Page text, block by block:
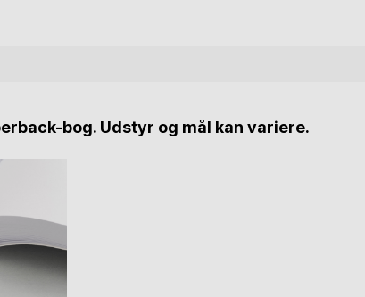
bog. Udstyr og mål kan variere.